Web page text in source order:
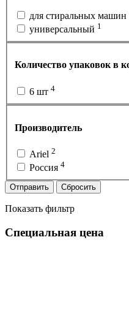
для стиральных машин
универсальный 1
Количество упаковок в
6 шт 4
Производитель
Ariel 2
Россия 4
Отправить Сбросить
Показать фильтр
Специальная цена